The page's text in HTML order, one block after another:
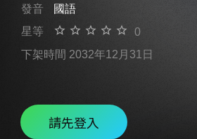
發音
國語
星等
0
下架時間 2032年12月31日
請先登入